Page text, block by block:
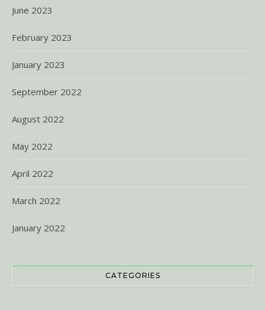
June 2023
February 2023
January 2023
September 2022
August 2022
May 2022
April 2022
March 2022
January 2022
CATEGORIES